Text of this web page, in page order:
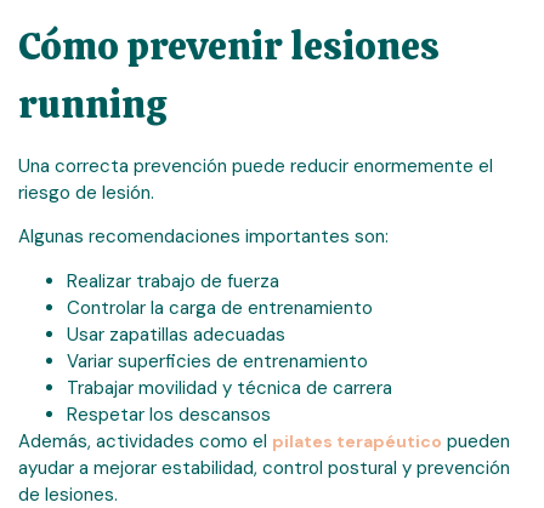
Cómo prevenir lesiones
running
Una correcta prevención puede reducir enormemente el
riesgo de lesión.
Algunas recomendaciones importantes son:
Realizar trabajo de fuerza
Controlar la carga de entrenamiento
Usar zapatillas adecuadas
Variar superficies de entrenamiento
Trabajar movilidad y técnica de carrera
Respetar los descansos
Además, actividades como el pilates terapéutico pueden
ayudar a mejorar estabilidad, control postural y prevención
de lesiones.